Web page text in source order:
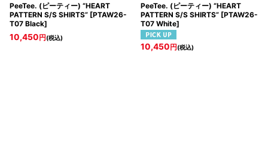
PeeTee. (ピーティー) “HEART
PATTERN S/S SHIRTS” [PTAW26-
T07 Black]
10,450円(税込)
PeeTee. (ピーティー) “HEART
PATTERN S/S SHIRTS” [PTAW26-
T07 White]
10,450円(税込)